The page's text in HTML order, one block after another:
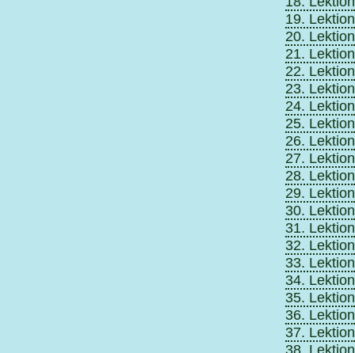
19. Lektion
20. Lektion
21. Lektion
22. Lektion
23. Lektion
24. Lektion
25. Lektion
26. Lektion
27. Lektion
28. Lektion
29. Lektion
30. Lektion
31. Lektion
32. Lektion
33. Lektion
34. Lektion
35. Lektion
36. Lektion
37. Lektion
38. Lektion